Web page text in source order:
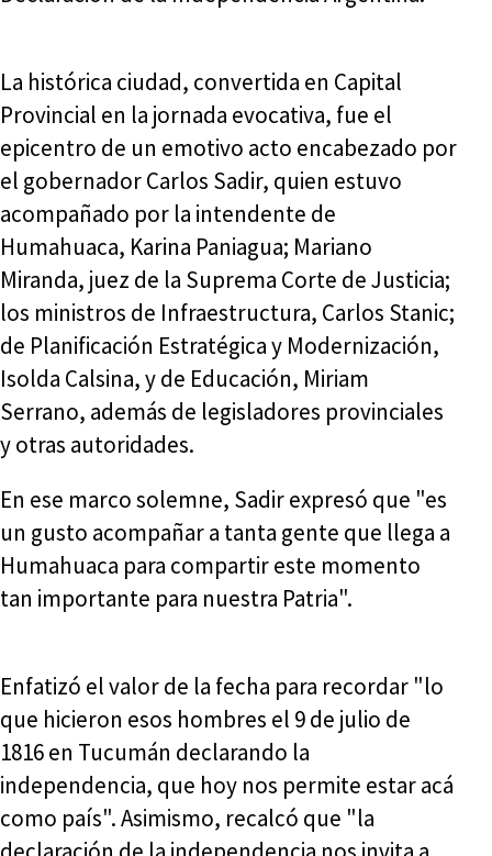
La histórica ciudad, convertida en Capital
Provincial en la jornada evocativa, fue el
epicentro de un emotivo acto encabezado por
el gobernador Carlos Sadir, quien estuvo
acompañado por la intendente de
Humahuaca, Karina Paniagua; Mariano
Miranda, juez de la Suprema Corte de Justicia;
los ministros de Infraestructura, Carlos Stanic;
de Planificación Estratégica y Modernización,
Isolda Calsina, y de Educación, Miriam
Serrano, además de legisladores provinciales
y otras autoridades.
En ese marco solemne, Sadir expresó que "es
un gusto acompañar a tanta gente que llega a
Humahuaca para compartir este momento
tan importante para nuestra Patria".
Enfatizó el valor de la fecha para recordar "lo
que hicieron esos hombres el 9 de julio de
1816 en Tucumán declarando la
independencia, que hoy nos permite estar acá
como país". Asimismo, recalcó que "la